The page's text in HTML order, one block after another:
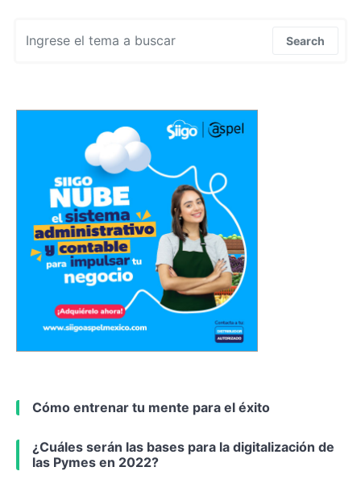
Search
Cómo entrenar tu mente para el éxito
¿Cuáles serán las bases para la digitalización de
las Pymes en 2022?